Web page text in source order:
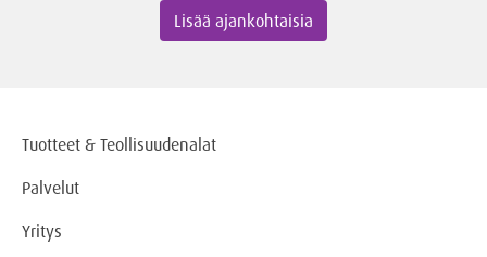
Lisää ajankohtaisia
Tuotteet & Teollisuudenalat
Palvelut
Yritys